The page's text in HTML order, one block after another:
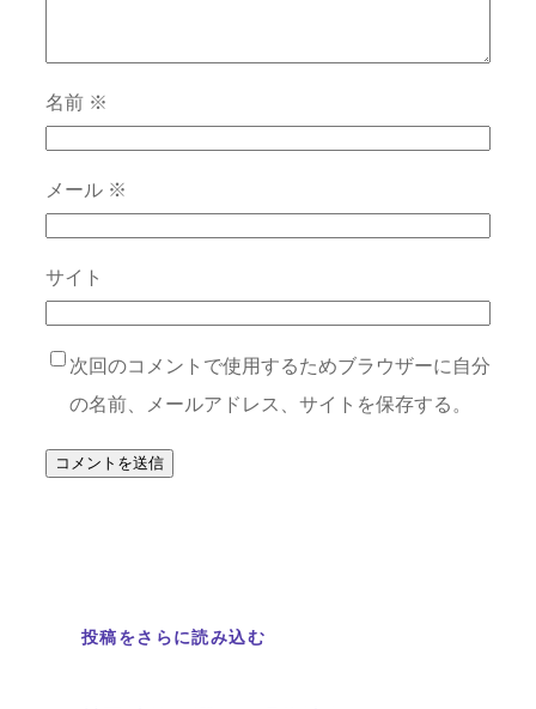
名前 ※
メール ※
サイト
次回のコメントで使用するためブラウザーに自分
の名前、メールアドレス、サイトを保存する。
投稿をさらに読み込む